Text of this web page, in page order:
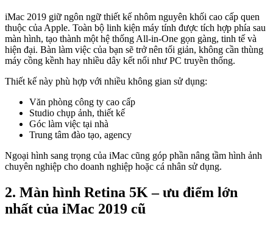
iMac 2019 giữ ngôn ngữ thiết kế nhôm nguyên khối cao cấp quen
thuộc của Apple. Toàn bộ linh kiện máy tính được tích hợp phía sau
màn hình, tạo thành một hệ thống All-in-One gọn gàng, tinh tế và
hiện đại. Bàn làm việc của bạn sẽ trở nên tối giản, không cần thùng
máy cồng kềnh hay nhiều dây kết nối như PC truyền thống.
Thiết kế này phù hợp với nhiều không gian sử dụng:
Văn phòng công ty cao cấp
Studio chụp ảnh, thiết kế
Góc làm việc tại nhà
Trung tâm đào tạo, agency
Ngoại hình sang trọng của iMac cũng góp phần nâng tầm hình ảnh
chuyên nghiệp cho doanh nghiệp hoặc cá nhân sử dụng.
2. Màn hình Retina 5K – ưu điểm lớn
nhất của iMac 2019 cũ